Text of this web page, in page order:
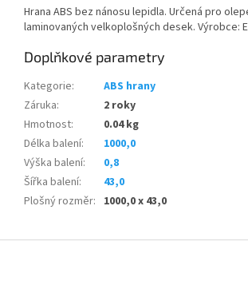
Hrana ABS bez nánosu lepidla. Určená pro
laminovaných velkoplošných desek. Výrobce:
Doplňkové parametry
Kategorie:
ABS hrany
Záruka:
2 roky
Hmotnost:
0.04 kg
Délka balení:
1000,0
Výška balení:
0,8
Šířka balení:
43,0
Plošný rozměr: 1000,0 x 43,0